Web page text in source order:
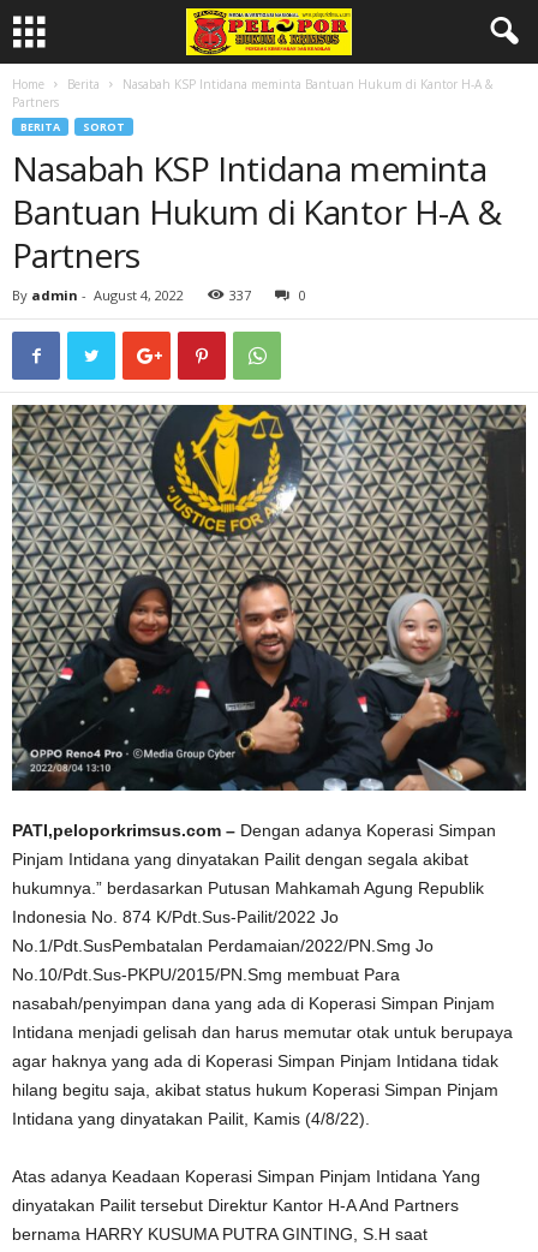
Home Berita
Nasabah KSP Intidana meminta Bantuan Hukum di Kantor H-A &
Partners
BERITA SOROT
Nasabah KSP Intidana meminta
Bantuan Hukum di Kantor H-A &
Partners
By admin - August 4, 2022 337 0
PATI,peloporkrimsus.com – Dengan adanya Koperasi Simpan
Pinjam Intidana yang dinyatakan Pailit dengan segala akibat
hukumnya.” berdasarkan Putusan Mahkamah Agung Republik
Indonesia No. 874 K/Pdt.Sus-Pailit/2022 Jo
No.1/Pdt.SusPembatalan Perdamaian/2022/PN.Smg Jo
No.10/Pdt.Sus-PKPU/2015/PN.Smg membuat Para
nasabah/penyimpan dana yang ada di Koperasi Simpan Pinjam
Intidana menjadi gelisah dan harus memutar otak untuk berupaya
agar haknya yang ada di Koperasi Simpan Pinjam Intidana tidak
hilang begitu saja, akibat status hukum Koperasi Simpan Pinjam
Intidana yang dinyatakan Pailit, Kamis (4/8/22).
Atas adanya Keadaan Koperasi Simpan Pinjam Intidana Yang
dinyatakan Pailit tersebut Direktur Kantor H-A And Partners
bernama HARRY KUSUMA PUTRA GINTING, S.H saat